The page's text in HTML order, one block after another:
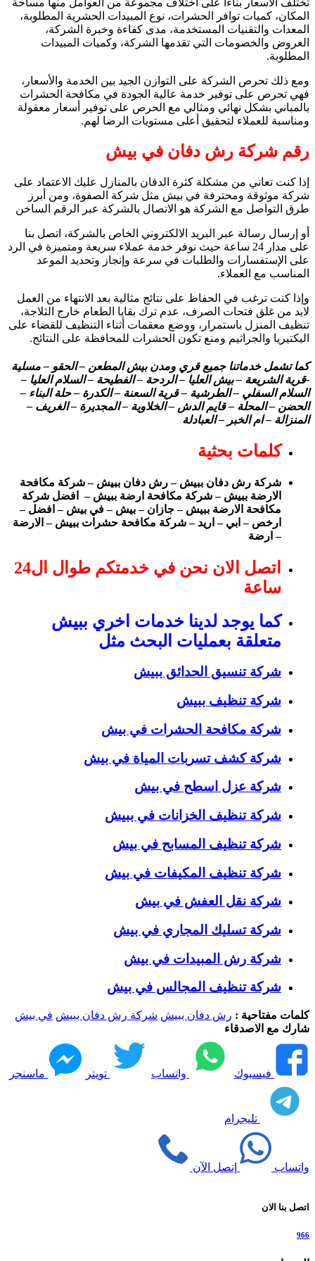
المكان، كميات توافر الحشرات، نوع المبيدات الحشرية المطلوبة،
المعدات والتقنيات المستخدمة، مدى كفاءة وخبرة الشركة،
العروض والخصومات التي تقدمها الشركة، وكميات المبيدات
المطلوبة.
ومع ذلك تحرص الشركة على التوازن الجيد بين الخدمة والأسعار،
فهي تحرص على توفير خدمة عالية الجودة في مكافحة الحشرات
بالمباني بشكل نهائي ومثالي مع الحرص على توفير أسعار معقولة
ومناسبة للعملاء لتحقيق أعلى مستويات الرضا لهم.
رقم شركة رش دفان في بيش
إذا كنت تعاني من مشكلة كثرة الدفان بالمنازل عليك الاعتماد على
شركة موثوقة ومحترفة في بيش مثل شركة الصفوة، ومن أبرز
طرق التواصل مع الشركة هو الاتصال بالشركة عبر الرقم الساخن
أو إرسال رسالة عبر البريد الالكتروني الخاص بالشركة، اتصل بنا
على مدار 24 ساعة حيث نوفر خدمة عملاء سريعة ومتميزة في الرد
على الإستفسارات والطلبات في سرعة وإنجاز وتحديد الموعد
المناسب مع العملاء.
وإذا كنت ترغب في الحفاظ على نتائج مثالية بعد الانتهاء من العمل
لابد من غلق فتحات الصرف، عدم ترك بقايا الطعام خارج الثلاجة،
تنظيف المنزل باستمرار، ووضع معقمات أثناء التنظيف للقضاء على
البكتيريا والجراثيم ومنع تكون الحشرات للمحافظة على النتائج.
كما تشمل خدماتنا جميع قري ومدن بيش المطعن – الحقو – مسلية
-قرية الشريعة – بيش العليا – الردحة – الفطيحة – السلام العليا –
السلام السفلي – الطرشية – قرية السعنة – الكدرة – حلة البناء –
الحضن – المحلة – قايم الدش – الخلاوية – المجديرة – الغريف –
المنزالة – ام الخبر – العبادلة
كلمات بحثية
شركة رش دفان ببيش – رش دفان ببيش – شركة مكافحة
الارضة ببيش – شركة مكافحة ارضة ببيش – افضل شركة
مكافحة الارضة ببيش – جازان – بيش – في بيش – افضل –
ارخص – ابي – اريد – شركة مكافحة حشرات ببيش – الارضة
– ارضة
اتصل الان نحن في خدمتكم طوال ال24
ساعة
كما يوجد لدينا خدمات اخري ببيش
متعلقة بعمليات البحث مثل
شركة تنسيق الحدائق ببيش
شركة تنظيف ببيش
شركة مكافحة الحشرات في بيش
شركة كشف تسربات المياة في بيش
شركة عزل اسطح في بيش
شركة تنظيف الخزانات في ببيش
شركة تنظيف المسابح في بيش
شركة تنظيف المكيفات في بيش
شركة نقل العفش في بيش
شركة تسليك المجاري في بيش
شركة رش المبيدات في بيش
شركة تنظيف المجالس في بيش
كلمات مفتاحية : رش دفان ببيش شركة رش دفان ببيش في بيش
شارك مع الاصدقاء
فيسبوك واتساب تويتر ماسنجر
تليجرام
واتساب إتصل الآن
اتصل بنا الان
966